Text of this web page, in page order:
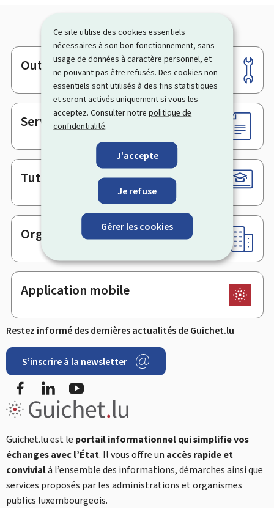
Ce site utilise des cookies essentiels
nécessaires à son bon fonctionnement, sans
usage de données à caractère personnel, et
ne pouvant pas être refusés. Des cookies non
essentiels sont utilisés à des fins statistiques
et seront activés uniquement si vous les
acceptez. Consulter notrepolitique de
confidentialité.
J'accepte
Je refuse
Gérer les cookies
Pied
de
page
Outils
Services en ligne & Formulaires
Tutoriels
Organismes
Application mobile
Restez informé des dernières actualités de Guichet.lu
S’inscrire à la newsletter
FacebookLinkedIn
Guichet.lu est le portail informationnel qui simplifie vos
échanges avec l’État. Il vous offre un accès rapide et
convivialà l’ensemble des informations, démarches ainsi que
services proposés par les administrations et organismes
publics luxembourgeois.